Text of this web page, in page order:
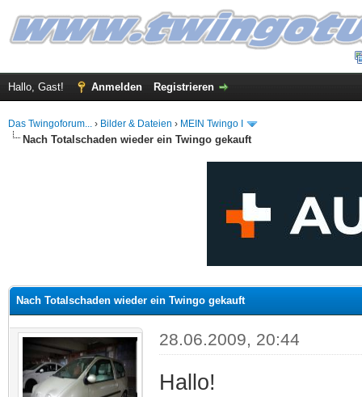
Hallo, Gast! Anmelden Registrieren
Das Twingoforum... › Bilder & Dateien › MEIN Twingo I
Nach Totalschaden wieder ein Twingo gekauft
Nach Totalschaden wieder ein Twingo gekauft
28.06.2009, 20:44
Hallo!